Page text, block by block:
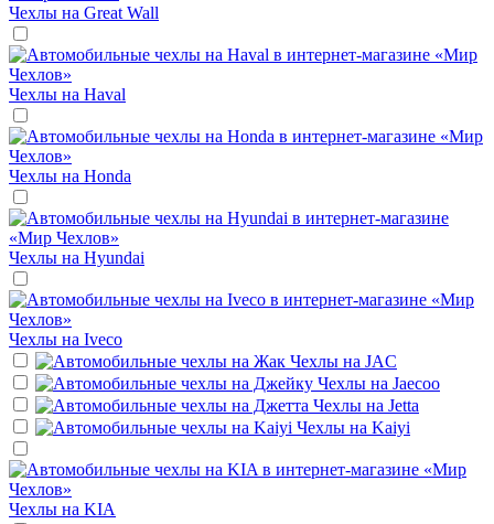
Чехлы на Great Wall
Чехлы на Haval
Чехлы на Honda
Чехлы на Hyundai
Чехлы на Iveco
Чехлы на JAC
Чехлы на Jaecoo
Чехлы на Jetta
Чехлы на Kaiyi
Чехлы на KIA